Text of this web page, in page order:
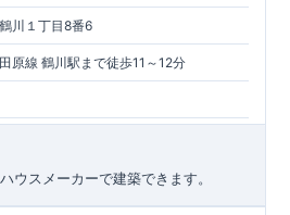
一貫体制もっと詳しく 東栄住宅は土
販売、メンテナンスまで、すべての
。 ■ アフターサポート
とができる住宅の品質を長期にわたり
検を実施することが重要です。
ます。もちろん、定期点検以外でも
川１丁目8番6
原線 鶴川駅まで徒歩11～12分
ウスメーカーで建築できます。